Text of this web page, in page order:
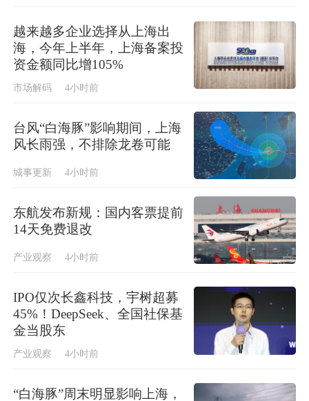
越来越多企业选择从上海出
海，今年上半年，上海备案投
资金额同比增105%
市场解码 4小时前
台风“白海豚”影响期间，上海
风长雨强，不排除龙卷可能
城事更新 4小时前
东航发布新规：国内客票提前
14天免费退改
产业观察 4小时前
IPO仅次长鑫科技，宇树超募
45%！DeepSeek、全国社保基
金当股东
产业观察 4小时前
“白海豚”周末明显影响上海，